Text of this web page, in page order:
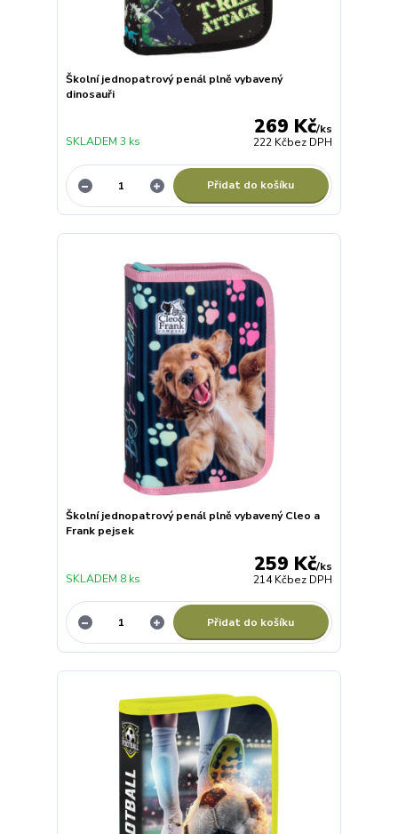
Školní jednopatrový penál plně vybavený
dinosauři
269 Kč/ks
222 Kčbez DPH
SKLADEM 3 ks
Přidat do košíku
Školní jednopatrový penál plně vybavený Cleo a
Frank pejsek
259 Kč/ks
214 Kčbez DPH
SKLADEM 8 ks
Přidat do košíku